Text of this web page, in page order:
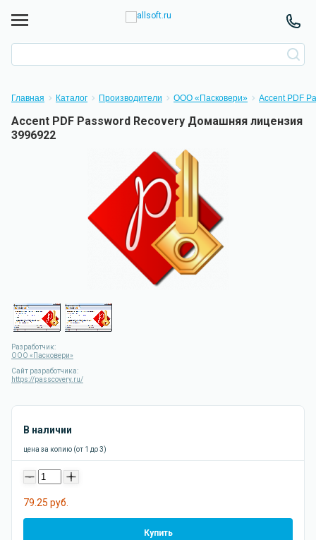
Главная Каталог Производители ООО «Пасковери» Accent PDF
Accent PDF Password Recovery Домашняя лицензия
3996922
Разработчик:
ООО «Пасковери»
Сайт разработчика:
https://passcovery.ru/
В наличии
цена за копию (от 1 до 3)
- +
79.25 руб.
Купить